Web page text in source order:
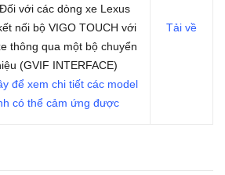
với các dòng xe Lexus
nối bộ VIGO TOUCH với
thông qua một bộ chuyển
(GVIF INTERFACE)
để xem chi tiết các model
có thể cảm ứng được
Tải về